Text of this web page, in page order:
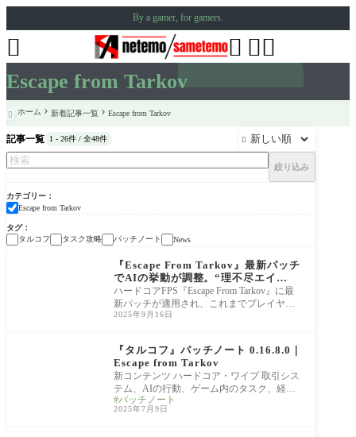
Escape from Tarkov
By a gamer, for gamers.
 

 ホーム 新着記事一覧 Escape from Tarkov
記事一覧 1 - 26件 / 全48件 
絞り込み
カテゴリー
Escape from Tarkov
タグ
タルコフ
タスク攻略 パッチノート News
Escape from Tarkov
『Escape From Tarkov』最新パッチ
でAIの挙動が調整。“理不尽エイ
ム”によるフラストレーション改善へ
ハードコアFPS『Escape From Tarkov』に最
新パッチが適用され、これまでプレイヤー
から強い不満が寄せられていた敵AIの射撃
2025年9月16日
『タルコフ』パッチノート 0.16.8.0｜
Escape from Tarkov
新コンテンツ ハードコア・ワイプ 取引シス
テム、AIの行動、ゲーム内のタスク、経験
値とスキルの獲得、武器、装備、戦利品の
入手
パッチノート
2025年7月9日